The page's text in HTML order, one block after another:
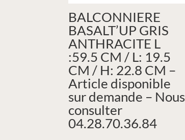
BALCONNIERE
BASALT’UP GRIS
ANTHRACITE L
:59.5 CM / L: 19.5
CM / H: 22.8 CM –
Article disponible
sur demande – Nous
consulter
04.28.70.36.84